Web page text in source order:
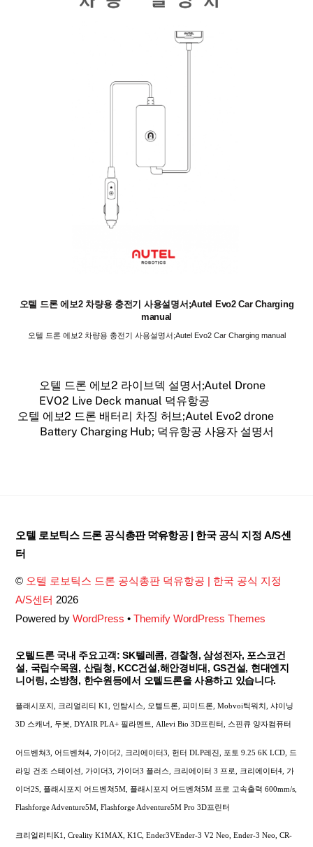
오텔 드론 에보2 차량용 충전기 사용설명서;Autel Evo2 Car Charging
manual
오텔 드론 에보2 차량용 충전기 사용설명서;Autel Evo2 Car Charging manual
오텔 드론 에보2 라이브덱 설명서;Autel Drone
EVO2 Live Deck manual 덕유항공
오텔 에보2 드론 배터리 차징 허브;Autel Evo2 drone
Battery Charging Hub; 덕유항공 사용자 설명서
Back
오텔 로보틱스 드론 공식총판 덕유항공 | 한국 공식 지정 A/S센
터
© 오텔 로보틱스 드론 공식총판 덕유항공 | 한국 공식 지정
A/S센터 2026
Powered byWordPress •Themify WordPress Themes
오텔드론 국내 주요고객: SK텔레콤, 경찰청, 삼성전자, 포스코건
설, 국립수목원, 산림청, KCC건설,해안경비대, GS건설, 현대엔지
니어링, 소방청, 한수원등에서 오텔드론을 사용하고 있습니다.
플래시포지, 크리얼리티 K1, 인탐시스, 오텔드론, 피미드론, Mobvoi틱워치, 샤이닝
3D 스캐너, 두봇, DYAIR PLA+ 필라멘트, Allevi Bio 3D프린터, 스핀큐 양자컴퓨터
어드벤쳐3, 어드벤쳐4, 가이더2, 크리에이터3, 헌터 DLP레진, 포토 9.25 6K LCD, 드
라잉 건조 스테이션, 가이더3, 가이더3 플러스, 크리에이터 3 프로, 크리에이터4, 가
이더2S, 플래시포지 어드벤쳐5M, 플래시포지 어드벤쳐5M 프로 고속출력 600mm/s,
Flashforge Adventure5M, Flashforge Adventure5M Pro 3D프린터
크리얼리티K1, Creality K1MAX, K1C, Ender3VEnder-3 V2 Neo, Ender-3 Neo, CR-